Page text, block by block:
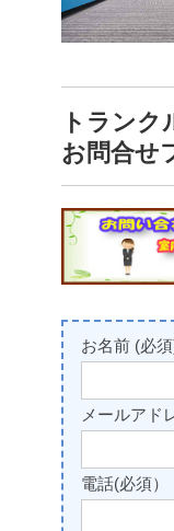
トランク
お問合せ
お名前 (必
メールアド
電話(必須）